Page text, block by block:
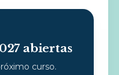
abiertas
curso.